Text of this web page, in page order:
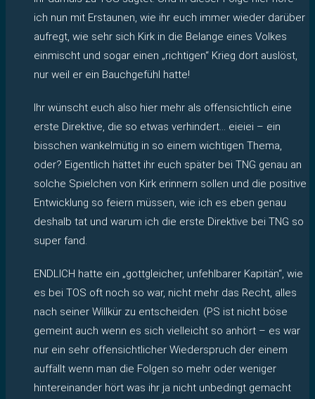
ich nun mit Erstaunen, wie ihr euch immer wieder darüber
aufregt, wie sehr sich Kirk in die Belange eines Volkes
einmischt und sogar einen „richtigen“ Krieg dort auslöst,
nur weil er ein Bauchgefühl hatte!
Ihr wünscht euch also hier mehr als offensichtlich eine
erste Direktive, die so etwas verhindert… eieiei – ein
bisschen wankelmütig in so einem wichtigen Thema,
oder? Eigentlich hättet ihr euch später bei TNG genau an
solche Spielchen von Kirk erinnern sollen und die positive
Entwicklung so feiern müssen, wie ich es eben genau
deshalb tat und warum ich die erste Direktive bei TNG so
super fand.
ENDLICH hatte ein „gottgleicher, unfehlbarer Kapitän“, wie
es bei TOS oft noch so war, nicht mehr das Recht, alles
nach seiner Willkür zu entscheiden. (PS ist nicht böse
gemeint auch wenn es sich vielleicht so anhört – es war
nur ein sehr offensichtlicher Wiederspruch der einem
auffällt wenn man die Folgen so mehr oder weniger
hintereinander hört was ihr ja nicht unbedingt gemacht